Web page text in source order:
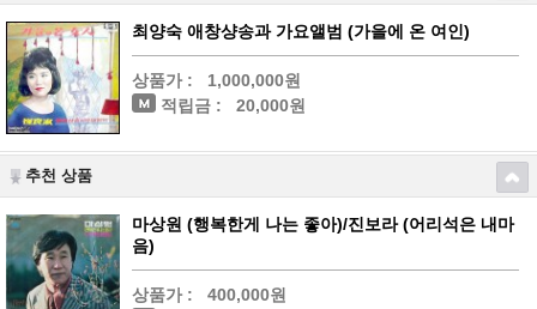
최양숙 애창샹송과 가요앨범 (가을에 온 여인)
상품가 :
1,000,000원
적립금 :
20,000원
추천 상품
마상원 (행복한게 나는 좋아)/진보라 (어리석은 내마
음)
상품가 :
400,000원